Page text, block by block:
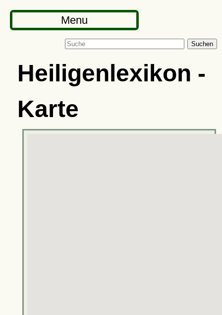
Menu
Suchen
Heiligenlexikon -
Karte